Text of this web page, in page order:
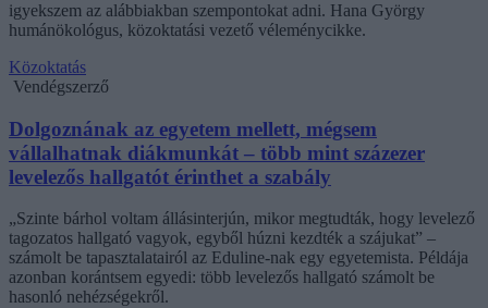
igyekszem az alábbiakban szempontokat adni. Hana György
humánökológus, közoktatási vezető véleménycikke.
Közoktatás
Vendégszerző
Dolgoznának az egyetem mellett, mégsem
vállalhatnak diákmunkát – több mint százezer
levelezős hallgatót érinthet a szabály
„Szinte bárhol voltam állásinterjún, mikor megtudták, hogy levelező
tagozatos hallgató vagyok, egyből húzni kezdték a szájukat” –
számolt be tapasztalatairól az Eduline-nak egy egyetemista. Példája
azonban korántsem egyedi: több levelezős hallgató számolt be
hasonló nehézségekről.